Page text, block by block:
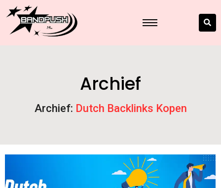
Archief
Archief: Dutch Backlinks Kopen